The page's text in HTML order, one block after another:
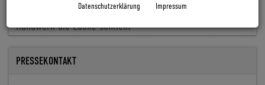
Datenschutzerklärung Impressum
Fachkräfte fehlen, Aufträge nicht: Wie Digitalisierung im
Handwerk die Lücke schließt
PRESSEKONTAKT